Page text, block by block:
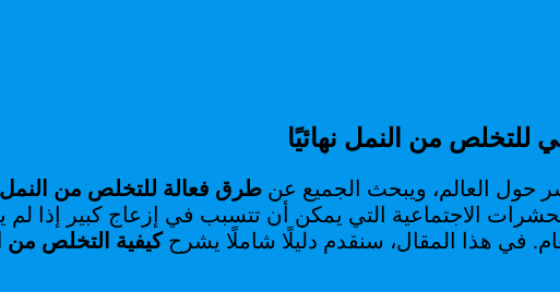
من النمل نهائيًا
حول العالم، ويبحث الجميع عن طرق فعالة للتخلص من
الاجتماعية التي يمكن أن تتسبب في إزعاج كبير إذا
في هذا المقال، سنقدم دليلًا شاملًا يشرحكيفية التخلص من